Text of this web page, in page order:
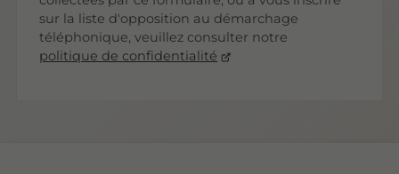
sur la liste d'opposition au démarchage
téléphonique, veuillez consulter notre
politique de confidentialité